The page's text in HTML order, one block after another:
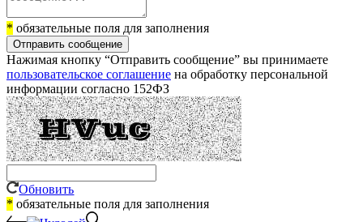
* обязательные поля для заполнения
Отправить сообщение
Нажимая кнопку “Отправить сообщение” вы принимаете
пользовательское соглашение на обработку персональной
информации согласно 152ФЗ
Обновить
* обязательные поля для заполнения